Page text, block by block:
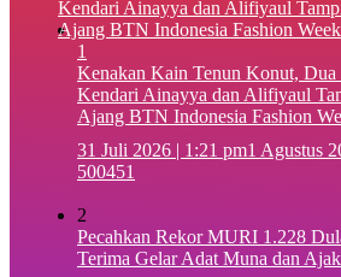
1
‎Kenakan Kain Tenun Konut,
Kendari Ainayya dan Alifiyaul
Ajang BTN Indonesia Fashion
31 Juli 2026 | 1:21 pm1 Agustus
500451
2
Pecahkan Rekor MURI 1.228
Terima Gelar Adat Muna dan